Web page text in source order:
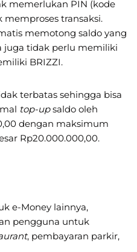
memerlukan PIN (kode
transaksi.
memotong saldo yang
juga tidak perlu memiliki
BRIZZI.
terbatas sehingga bisa
top-upsaldo oleh
dengan maksimum
Rp20.000.000,00.
e-Money lainnya,
pengguna untuk
, pembayaran parkir,